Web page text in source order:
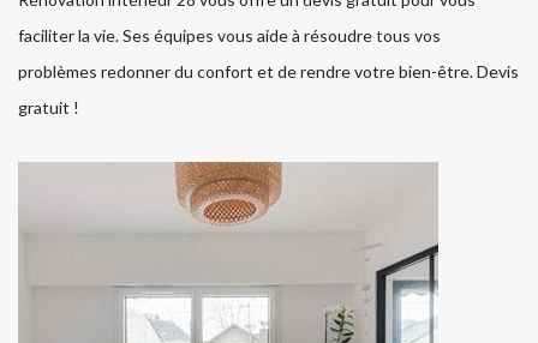
faciliter la vie. Ses équipes vous aide à résoudre tous vos
problèmes redonner du confort et de rendre votre bien-être. Devis
gratuit !